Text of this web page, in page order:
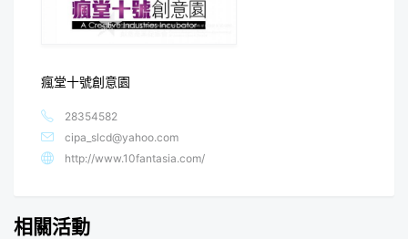
瘋堂十號創意園
28354582
cipa_slcd@yahoo.com
http://www.10fantasia.com/
相關活動